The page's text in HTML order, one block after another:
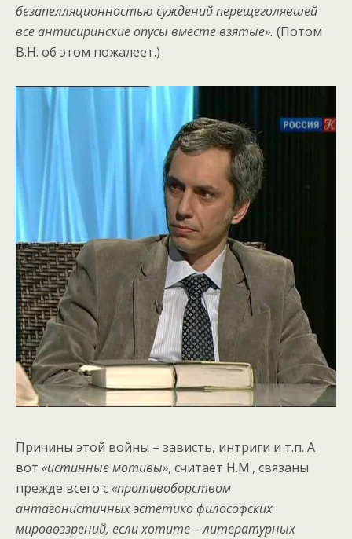
безапелляционностью суждений перещеголявшей
все антисиринские опусы вместе взятые». (Потом
В.Н. об этом пожалеет.)
Причины этой войны – зависть, интриги и т.п. А
вот «истинные мотивы», считает Н.М., связаны
прежде всего с«противоборством
антагонистичных эстетико философских
мировоззрений, если хотите – литературных